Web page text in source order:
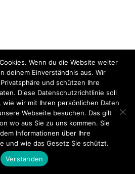
S-1 SONDERLAGE 1
Mitglied werden Über uns
Bilder
Kontakt
Ltd. Powered byWordPress.
Wenn du die Website weiter
deinem Einverständnis aus. Wir
und schützen Ihre
Diese Datenschutzrichtlinie soll
wie wir mit Ihren persönlichen Daten
Webseite besuchen. Das gilt
wo aus Sie zu uns kommen. Sie
Informationen über Ihre
und wie das Gesetz Sie schützt.
Verstanden